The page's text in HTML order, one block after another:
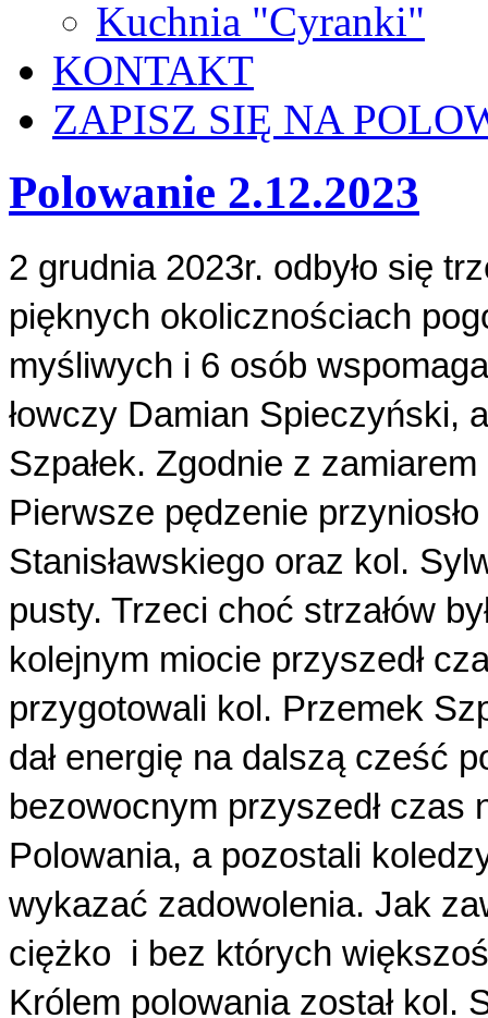
Kuchnia "Cyranki"
KONTAKT
ZAPISZ SIĘ NA
Polowanie 2.12.2023
2 grudnia 2023r. odbyło się
pięknych okolicznościach
myśliwych i 6 osób
łowczy Damian Spieczyński,
Szpałek. Zgodnie z
Pierwsze pędzenie
Stanisławskiego oraz kol.
pusty. Trzeci choć strzałów
kolejnym miocie przyszedł
przygotowali kol. Przemek
dał energię na dalszą cześć
bezowocnym przyszedł czas
Polowania, a pozostali
wykazać zadowolenia. Jak
ciężko i bez których
Królem polowania został kol.